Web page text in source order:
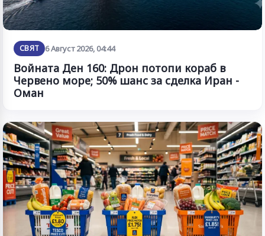
СВЯТ 6 Август 2026, 04:44
Войната Ден 160: Дрон потопи кораб в
Червено море; 50% шанс за сделка Иран -
Оман